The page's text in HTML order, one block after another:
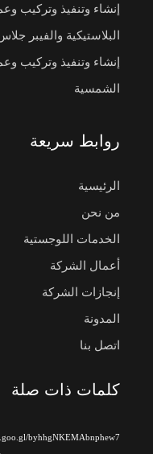
إنشاء وتنفيذ وتركيب
البلاستيكية والفيبر
إنشاء وتنفيذ وتركيب
الشمسية
روابط سريعة
الرئيسية
من نحن
الخدمات اللوجستية
أعمال الشركة
إنجازات الشركة
المدونة
اتصل بنا
كلمات ذات صلة
byhhgNKEMAbnphew7